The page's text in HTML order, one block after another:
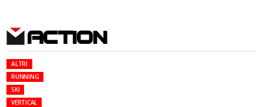
ACTION
ALTRI
RUNNING
SKI
VERTICAL